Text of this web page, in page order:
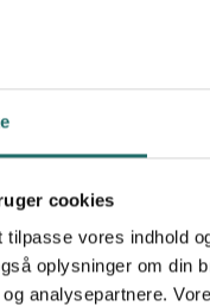
cookies
tilpasse vores indhold
oplysninger om din
analysepartnere.
31 August 1989 st,
+373 068 373 874
http://
Dansk